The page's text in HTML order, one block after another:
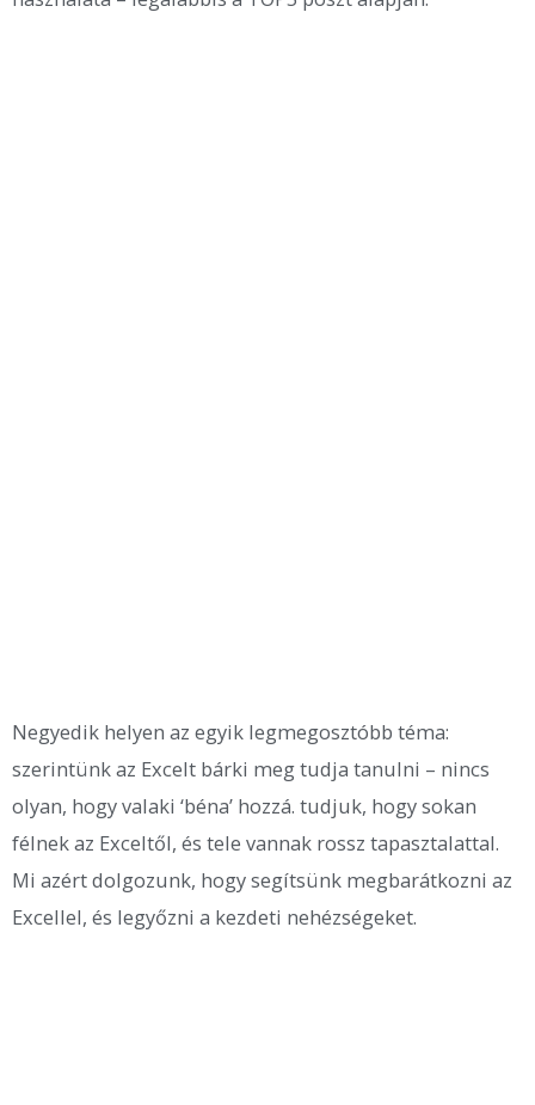
Negyedik helyen az egyik legmegosztóbb téma:
szerintünk az Excelt bárki meg tudja tanulni – nincs
olyan, hogy valaki ‘béna’ hozzá. tudjuk, hogy sokan
félnek az Exceltől, és tele vannak rossz tapasztalattal.
Mi azért dolgozunk, hogy segítsünk megbarátkozni az
Excellel, és legyőzni a kezdeti nehézségeket.